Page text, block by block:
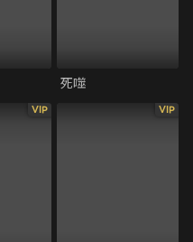
死噬
VIP VIP